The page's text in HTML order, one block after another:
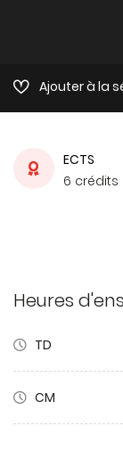
Ajouter à la
ECTS
6 crédits
Heures
TD
CM